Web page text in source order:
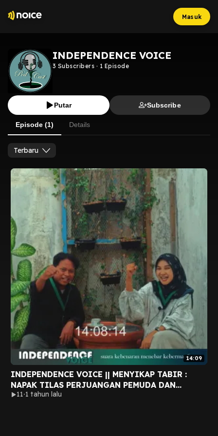
Masuk
INDEPENDENCE VOICE
3 Subscribers · 1 Episode
Putar Subscribe
Episode (1) Details
Terbaru
14:09
INDEPENDENCE VOICE || MENYIKAP TABIR :
NAPAK TILAS PERJUANGAN PEMUDA DAN
MAHASISWA || EPS 01
11 1 tahun lalu